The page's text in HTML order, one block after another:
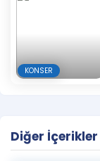
KONSER
Diğer İçerikler